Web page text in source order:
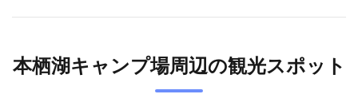
本栖湖キャンプ場周辺の観光スポット